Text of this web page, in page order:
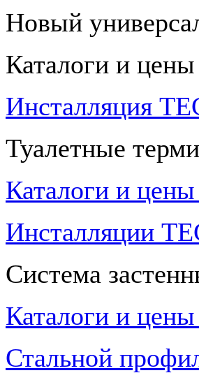
Новый
Каталоги и
Инсталляция
Туалетные
Каталоги и
Инсталляции
Система
Каталоги и
Стальной